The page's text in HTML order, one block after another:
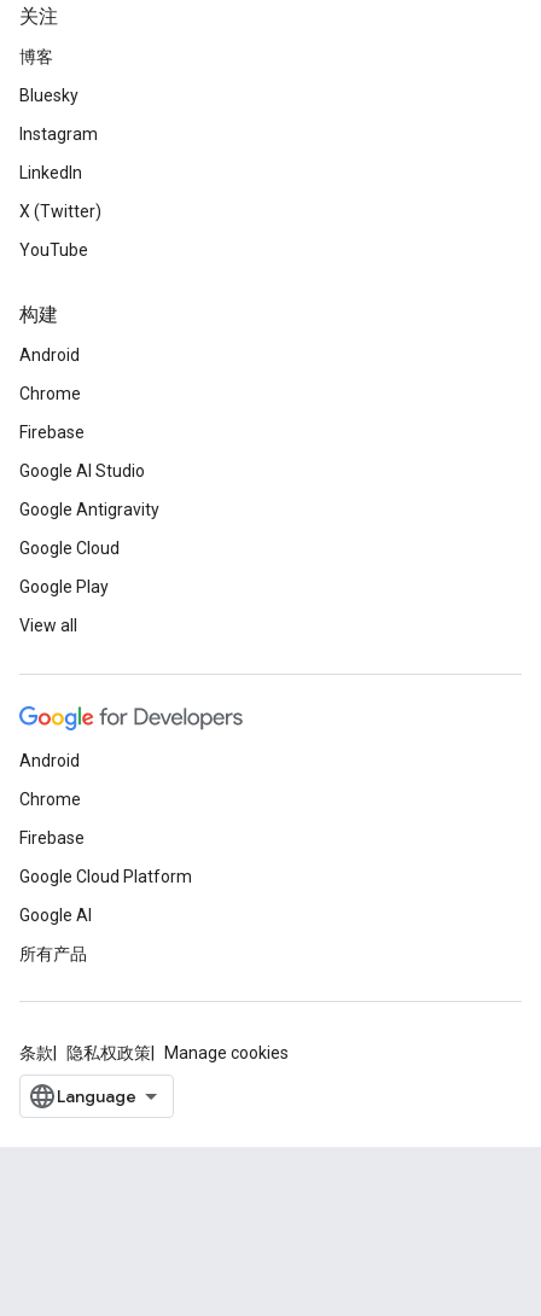
关注
博客
Bluesky
Instagram
LinkedIn
X (Twitter)
YouTube
构建
Android
Chrome
Firebase
Google AI Studio
Google Antigravity
Google Cloud
Google Play
View all
Android
Chrome
Firebase
Google Cloud Platform
Google AI
所有产品
条款 隐私权政策 Manage cookies